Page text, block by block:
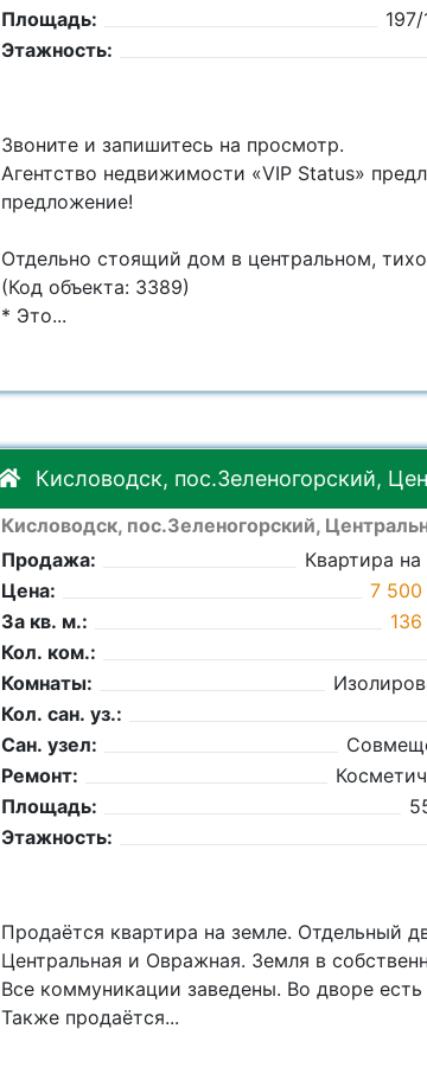
Площадь:
Этажность:
Звоните и запишитесь на просмотр.
Агентство недвижимости «VIP Status»
предложение!
Отдельно стоящий дом в центральном,
(Код объекта: 3389)
* Это...
Кисловодск, пос.Зеленогорский,
Кисловодск, пос.Зеленогорский,
Продажа:
Квартира на
Цена:
7
За кв. м.:
Кол. ком.:
Комнаты:
Кол. сан. уз.:
Сан. узел:
Ремонт:
Площадь:
Этажность:
Продаётся квартира на земле. Отдельный
Центральная и Овражная. Земля в
Все коммуникации заведены. Во дворе
Также продаётся...